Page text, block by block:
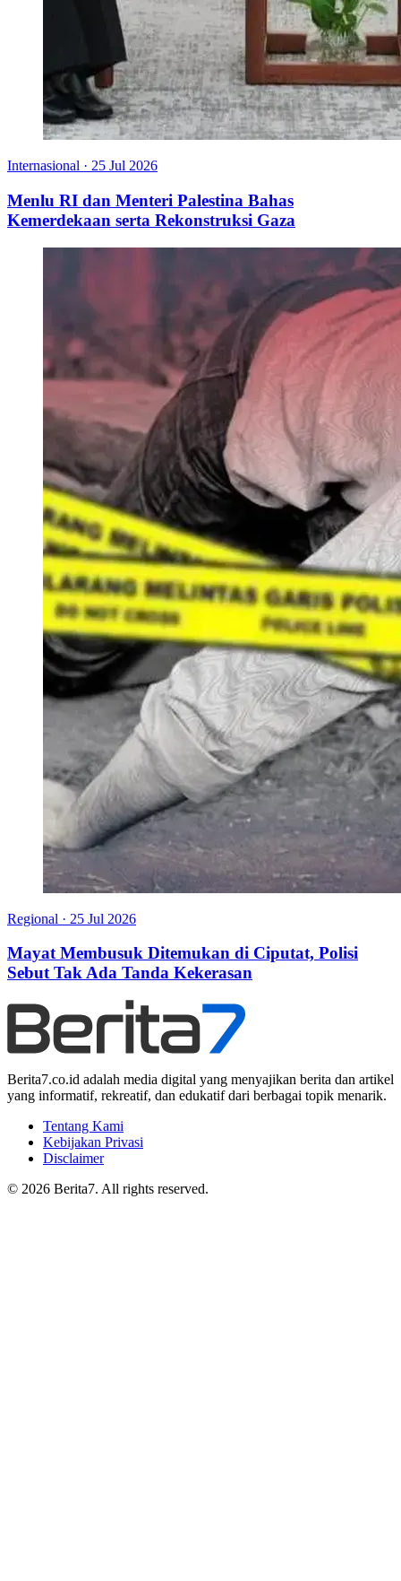
Internasional · 25 Jul 2026
Menlu RI dan Menteri Palestina Bahas
Kemerdekaan serta Rekonstruksi Gaza
Regional · 25 Jul 2026
Mayat Membusuk Ditemukan di Ciputat, Polisi
Sebut Tak Ada Tanda Kekerasan
Berita7.co.id adalah media digital yang menyajikan berita dan artikel
yang informatif, rekreatif, dan edukatif dari berbagai topik menarik.
Tentang Kami
Kebijakan Privasi
Disclaimer
© 2026 Berita7. All rights reserved.